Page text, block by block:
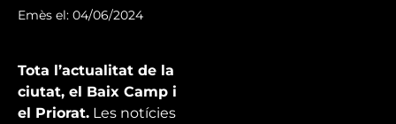
Emès el: 04/06/2024
Tota l’actualitat de la
ciutat, el Baix Camp i
el Priorat. Les notícies